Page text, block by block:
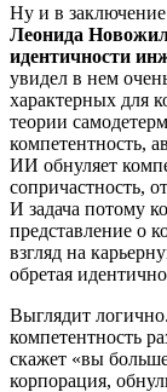
Ну и в заключение
Леонида
идентичности
увидел в нем
характерных для
теории
компетентность,
ИИ обнуляет
сопричастность,
И задача потому
представление о
взгляд на
обретая
Выглядит
компетентность
скажет «вы
корпорация,